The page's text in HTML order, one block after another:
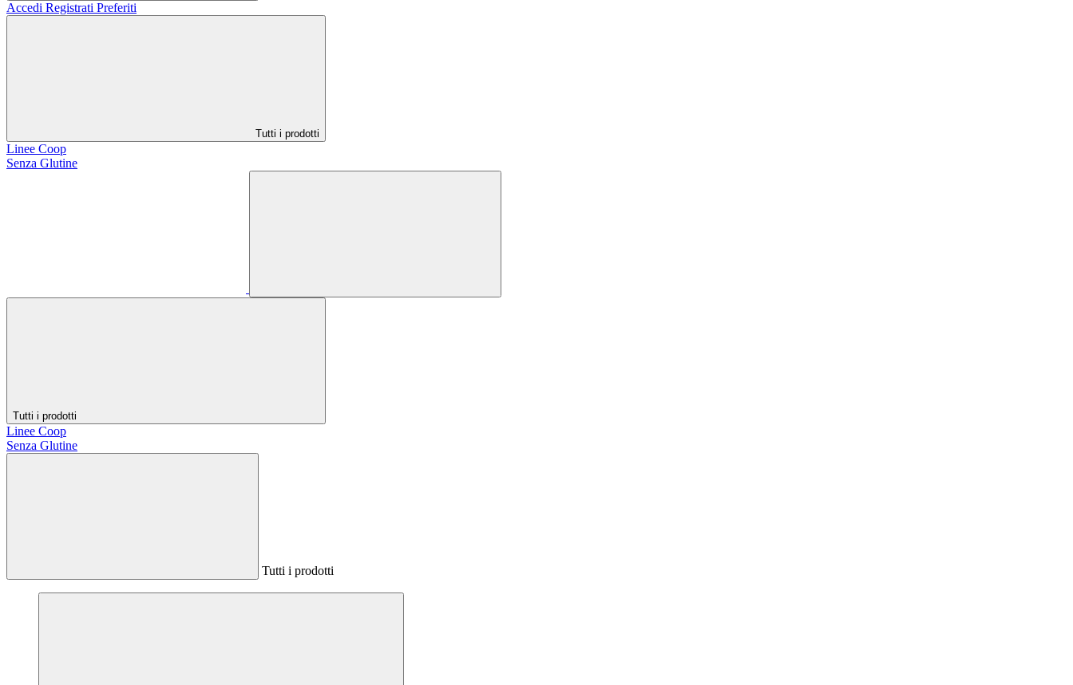
Accedi Registrati Preferiti
Tutti i prodotti
Linee Coop
Senza Glutine
Tutti i prodotti
Linee Coop
Senza Glutine
Tutti i prodotti